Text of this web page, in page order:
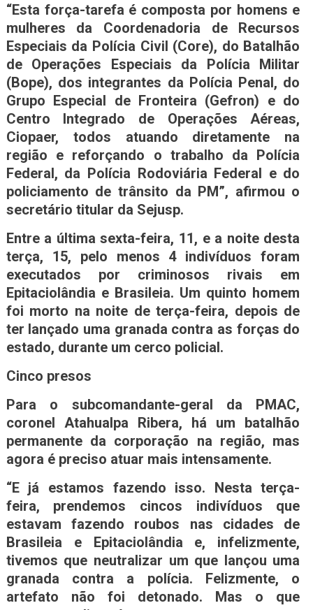
“Esta força-tarefa é composta por homens e
mulheres da Coordenadoria de Recursos
Especiais da Polícia Civil (Core), do Batalhão
de Operações Especiais da Polícia Militar
(Bope), dos integrantes da Polícia Penal, do
Grupo Especial de Fronteira (Gefron) e do
Centro Integrado de Operações Aéreas,
Ciopaer, todos atuando diretamente na
região e reforçando o trabalho da Polícia
Federal, da Polícia Rodoviária Federal e do
policiamento de trânsito da PM”, afirmou o
secretário titular da Sejusp.
Entre a última sexta-feira, 11, e a noite desta
terça, 15, pelo menos 4 indivíduos foram
executados por criminosos rivais em
Epitaciolândia e Brasileia. Um quinto homem
foi morto na noite de terça-feira, depois de
ter lançado uma granada contra as forças do
estado, durante um cerco policial.
Cinco presos
Para o subcomandante-geral da PMAC,
coronel Atahualpa Ribera, há um batalhão
permanente da corporação na região, mas
agora é preciso atuar mais intensamente.
“E já estamos fazendo isso. Nesta terça-
feira, prendemos cincos indivíduos que
estavam fazendo roubos nas cidades de
Brasileia e Epitaciolândia e, infelizmente,
tivemos que neutralizar um que lançou uma
granada contra a polícia. Felizmente, o
artefato não foi detonado. Mas o que